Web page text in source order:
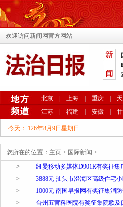
欢迎访问新闻网官方网站
北京 上海 重庆
江苏
福建 安徽
今天： 126年8月9日星期日
您所在的位置： 主页 > 国际新闻 >
>
纽曼移动多媒体D901R有奖征集
>
3888元 汕头市澄海区高级住宅
>
1000元 南国早报网有奖征集消
>
台州五官科医院有奖征集院歌及